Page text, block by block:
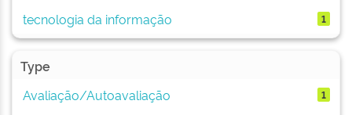
tecnologia da informação 1
Type
Avaliação/Autoavaliação
1